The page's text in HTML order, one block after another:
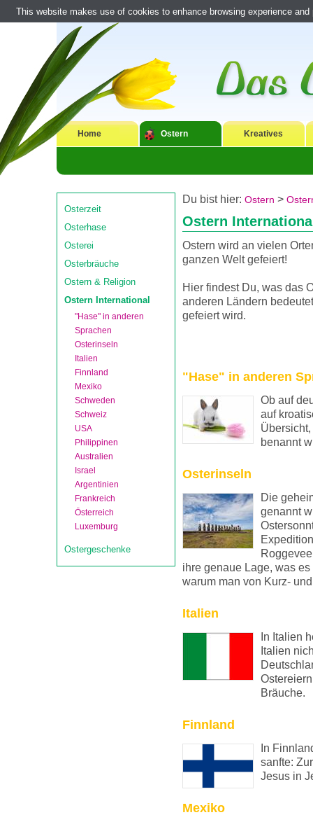
Home Ostern Kreatives
Osterzeit
Osterhase
Osterei
Osterbräuche
Ostern & Religion
Ostern International
"Hase" in anderen
Sprachen
Osterinseln
Italien
Finnland
Mexiko
Schweden
Schweiz
USA
Philippinen
Australien
Israel
Argentinien
Frankreich
Österreich
Luxemburg
Ostergeschenke
Du bist hier: Ostern >
Ostern
Ostern wird an vielen
ganzen Welt gefeiert!
Hier findest Du, was das
anderen Ländern
gefeiert wird.
"Hase" in anderen
Ob auf
auf
benannt
Osterinseln
Die
genannt
ihre genaue Lage, was
warum man von Kurz-
Italien
In Italien
Italien
Bräuche.
Finnland
In
sanfte:
Jesus in
Mexiko
This website makes use of cookies to enhance browsing experience